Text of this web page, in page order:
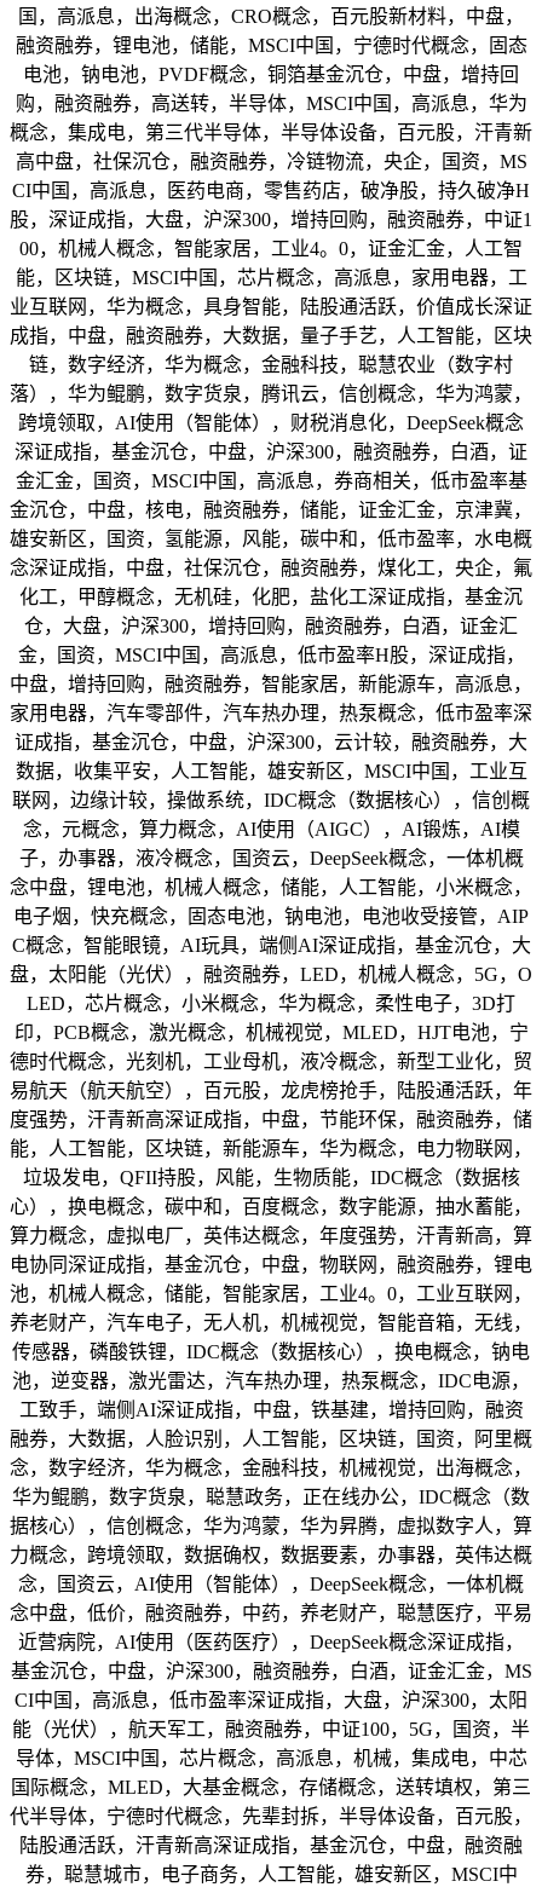
国，高派息，出海概念，CRO概念，百元股新材料，中盘，
融资融券，锂电池，储能，MSCI中国，宁德时代概念，固态
电池，钠电池，PVDF概念，铜箔基金沉仓，中盘，增持回
购，融资融券，高送转，半导体，MSCI中国，高派息，华为
概念，集成电，第三代半导体，半导体设备，百元股，汗青新
高中盘，社保沉仓，融资融券，冷链物流，央企，国资，MS
CI中国，高派息，医药电商，零售药店，破净股，持久破净H
股，深证成指，大盘，沪深300，增持回购，融资融券，中证1
00，机械人概念，智能家居，工业4。0，证金汇金，人工智
能，区块链，MSCI中国，芯片概念，高派息，家用电器，工
业互联网，华为概念，具身智能，陆股通活跃，价值成长深证
成指，中盘，融资融券，大数据，量子手艺，人工智能，区块
链，数字经济，华为概念，金融科技，聪慧农业（数字村
落），华为鲲鹏，数字货泉，腾讯云，信创概念，华为鸿蒙，
跨境领取，AI使用（智能体），财税消息化，DeepSeek概念
深证成指，基金沉仓，中盘，沪深300，融资融券，白酒，证
金汇金，国资，MSCI中国，高派息，券商相关，低市盈率基
金沉仓，中盘，核电，融资融券，储能，证金汇金，京津冀，
雄安新区，国资，氢能源，风能，碳中和，低市盈率，水电概
念深证成指，中盘，社保沉仓，融资融券，煤化工，央企，氟
化工，甲醇概念，无机硅，化肥，盐化工深证成指，基金沉
仓，大盘，沪深300，增持回购，融资融券，白酒，证金汇
金，国资，MSCI中国，高派息，低市盈率H股，深证成指，
中盘，增持回购，融资融券，智能家居，新能源车，高派息，
家用电器，汽车零部件，汽车热办理，热泵概念，低市盈率深
证成指，基金沉仓，中盘，沪深300，云计较，融资融券，大
数据，收集平安，人工智能，雄安新区，MSCI中国，工业互
联网，边缘计较，操做系统，IDC概念（数据核心），信创概
念，元概念，算力概念，AI使用（AIGC），AI锻炼，AI模
子，办事器，液冷概念，国资云，DeepSeek概念，一体机概
念中盘，锂电池，机械人概念，储能，人工智能，小米概念，
电子烟，快充概念，固态电池，钠电池，电池收受接管，AIP
C概念，智能眼镜，AI玩具，端侧AI深证成指，基金沉仓，大
盘，太阳能（光伏），融资融券，LED，机械人概念，5G，O
LED，芯片概念，小米概念，华为概念，柔性电子，3D打
印，PCB概念，激光概念，机械视觉，MLED，HJT电池，宁
德时代概念，光刻机，工业母机，液冷概念，新型工业化，贸
易航天（航天航空），百元股，龙虎榜抢手，陆股通活跃，年
度强势，汗青新高深证成指，中盘，节能环保，融资融券，储
能，人工智能，区块链，新能源车，华为概念，电力物联网，
垃圾发电，QFII持股，风能，生物质能，IDC概念（数据核
心），换电概念，碳中和，百度概念，数字能源，抽水蓄能，
算力概念，虚拟电厂，英伟达概念，年度强势，汗青新高，算
电协同深证成指，基金沉仓，中盘，物联网，融资融券，锂电
池，机械人概念，储能，智能家居，工业4。0，工业互联网，
养老财产，汽车电子，无人机，机械视觉，智能音箱，无线，
传感器，磷酸铁锂，IDC概念（数据核心），换电概念，钠电
池，逆变器，激光雷达，汽车热办理，热泵概念，IDC电源，
工致手，端侧AI深证成指，中盘，铁基建，增持回购，融资
融券，大数据，人脸识别，人工智能，区块链，国资，阿里概
念，数字经济，华为概念，金融科技，机械视觉，出海概念，
华为鲲鹏，数字货泉，聪慧政务，正在线办公，IDC概念（数
据核心），信创概念，华为鸿蒙，华为昇腾，虚拟数字人，算
力概念，跨境领取，数据确权，数据要素，办事器，英伟达概
念，国资云，AI使用（智能体），DeepSeek概念，一体机概
念中盘，低价，融资融券，中药，养老财产，聪慧医疗，平易
近营病院，AI使用（医药医疗），DeepSeek概念深证成指，
基金沉仓，中盘，沪深300，融资融券，白酒，证金汇金，MS
CI中国，高派息，低市盈率深证成指，大盘，沪深300，太阳
能（光伏），航天军工，融资融券，中证100，5G，国资，半
导体，MSCI中国，芯片概念，高派息，机械，集成电，中芯
国际概念，MLED，大基金概念，存储概念，送转填权，第三
代半导体，宁德时代概念，先辈封拆，半导体设备，百元股，
陆股通活跃，汗青新高深证成指，基金沉仓，中盘，融资融
券，聪慧城市，电子商务，人工智能，雄安新区，MSCI中